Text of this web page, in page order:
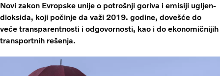
Volvo Truck Builder
Javite nam se
Novi zakon Evropske unije o potrošnji goriva i emisiji ugljen-
dioksida, koji počinje da važi 2019. godine, dovešće do
veće transparentnosti i odgovornosti, kao i do ekonomičnijih
transportnih rešenja.